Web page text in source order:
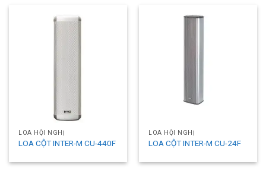
LOA HỘI NGHỊ
LOA CỘT INTER-M CU-440F
LOA HỘI NGHỊ
LOA CỘT INTER-M CU-24F